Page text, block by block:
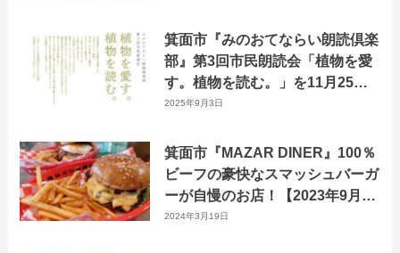
箕面市『みのおてならい朗読倶楽
部』第3回市民朗読会「植物を愛
す。植物を読む。」を11月25日
に開催！
2025年9月3日
箕面市『MAZAR DINER』100％
ビーフの豪快なスマッシュバーガ
ーが自慢のお店！【2023年9月3
日オープン】
2024年3月19日